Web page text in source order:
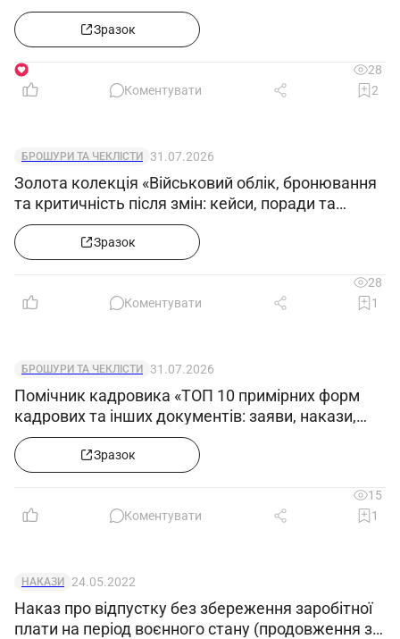
прикладами заповнення»
Зразок
1
28
Коментувати
2
БРОШУРИ ТА ЧЕКЛІСТИ 31.07.2026
Золота колекція «Військовий облік, бронювання
та критичність після змін: кейси, поради та
зразки документів»
Зразок
28
Коментувати
1
БРОШУРИ ТА ЧЕКЛІСТИ 31.07.2026
Помічник кадровика «ТОП 10 примірних форм
кадрових та інших документів: заяви, накази,
посадові інструкції, штатка»
Зразок
15
Коментувати
1
НАКАЗИ 24.05.2022
Наказ про відпустку без збереження заробітної
плати на період воєнного стану (продовження з